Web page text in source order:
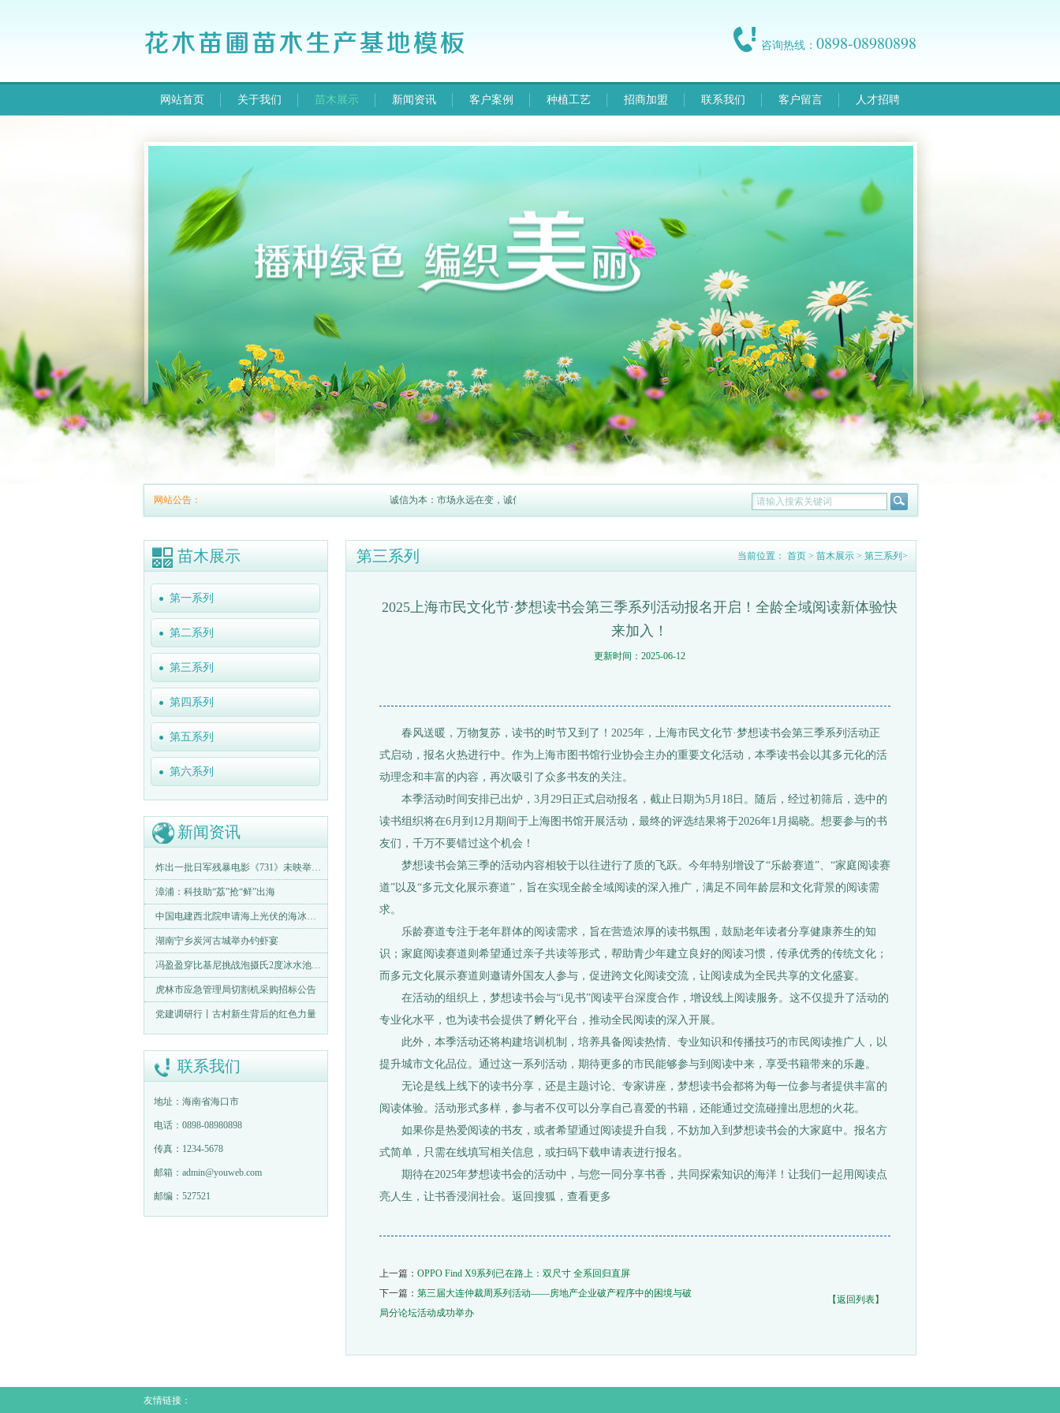
咨询热线： 0898-08980898
网站首页 关于我们 苗木展示 新闻资讯 客户案例 种植工艺 招商加盟 联系我们 客户留言 人才招聘
网站公告： 诚信为本：市场永远在变，诚信永远不变。
苗木展示
第一系列
第二系列
第三系列
第四系列
第五系列
第六系列
新闻资讯
炸出一批日军残暴电影《731》未映举报声不断
漳浦：科技助“荔”抢“鲜”出海
中国电建西北院申请海上光伏的海冰识别方法等专利可精准识别海冰
湖南宁乡炭河古城举办钓虾宴
冯盈盈穿比基尼挑战泡摄氏2度冰水池大晒完美身材令人血脉沸腾
虎林市应急管理局切割机采购招标公告
党建调研行丨古村新生背后的红色力量
联系我们
地址：海南省海口市
电话：0898-08980898
传真：1234-5678
邮箱：admin@youweb.com
邮编：527521
第三系列 当前位置： 首页 > 苗木展示 > 第三系列 >
2025上海市民文化节·梦想读书会第三季系列活动报名开启！全龄全域阅读新体验快
来加入！
更新时间：2025-06-12
春风送暖，万物复苏，读书的时节又到了！2025年，上海市民文化节·梦想读书会第三季系列活动正
式启动，报名火热进行中。作为上海市图书馆行业协会主办的重要文化活动，本季读书会以其多元化的活
动理念和丰富的内容，再次吸引了众多书友的关注。
本季活动时间安排已出炉，3月29日正式启动报名，截止日期为5月18日。随后，经过初筛后，选中的
读书组织将在6月到12月期间于上海图书馆开展活动，最终的评选结果将于2026年1月揭晓。想要参与的书
友们，千万不要错过这个机会！
梦想读书会第三季的活动内容相较于以往进行了质的飞跃。今年特别增设了“乐龄赛道”、“家庭阅读赛
道”以及“多元文化展示赛道”，旨在实现全龄全域阅读的深入推广，满足不同年龄层和文化背景的阅读需
求。
乐龄赛道专注于老年群体的阅读需求，旨在营造浓厚的读书氛围，鼓励老年读者分享健康养生的知
识；家庭阅读赛道则希望通过亲子共读等形式，帮助青少年建立良好的阅读习惯，传承优秀的传统文化；
而多元文化展示赛道则邀请外国友人参与，促进跨文化阅读交流，让阅读成为全民共享的文化盛宴。
在活动的组织上，梦想读书会与“i见书”阅读平台深度合作，增设线上阅读服务。这不仅提升了活动的
专业化水平，也为读书会提供了孵化平台，推动全民阅读的深入开展。
此外，本季活动还将构建培训机制，培养具备阅读热情、专业知识和传播技巧的市民阅读推广人，以
提升城市文化品位。通过这一系列活动，期待更多的市民能够参与到阅读中来，享受书籍带来的乐趣。
无论是线上线下的读书分享，还是主题讨论、专家讲座，梦想读书会都将为每一位参与者提供丰富的
阅读体验。活动形式多样，参与者不仅可以分享自己喜爱的书籍，还能通过交流碰撞出思想的火花。
如果你是热爱阅读的书友，或者希望通过阅读提升自我，不妨加入到梦想读书会的大家庭中。报名方
式简单，只需在线填写相关信息，或扫码下载申请表进行报名。
期待在2025年梦想读书会的活动中，与您一同分享书香，共同探索知识的海洋！让我们一起用阅读点
亮人生，让书香浸润社会。返回搜狐，查看更多
上一篇： OPPO Find X9系列已在路上：双尺寸 全系回归直屏
下一篇： 第三届大连仲裁周系列活动——房地产企业破产程序中的困境与破
局分论坛活动成功举办
【返回列表】
友情链接：